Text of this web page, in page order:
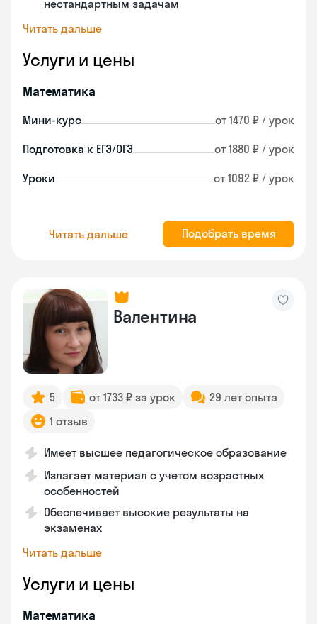
нестандартным задачам
Читать дальше
Услуги и цены
Математика
Мини-курс от 1470 ₽ / урок
Подготовка к ЕГЭ/ОГЭ от 1880 ₽ / урок
Уроки от 1092 ₽ / урок
Читать дальше Подобрать время
Валентина
5 от 1733 ₽ за урок
29 лет опыта
1 отзыв
Имеет высшее педагогическое образование
Излагает материал с учетом возрастных
особенностей
Обеспечивает высокие результаты на
экзаменах
Читать дальше
Услуги и цены
Математика